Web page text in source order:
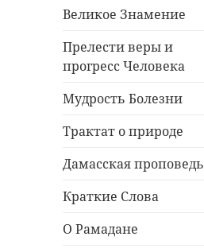
Великое Знамение
Прелести веры и
прогресс Человека
Мудрость Болезни
Трактат о природе
Дамасская проповедь
Краткие Слова
О Рамадане